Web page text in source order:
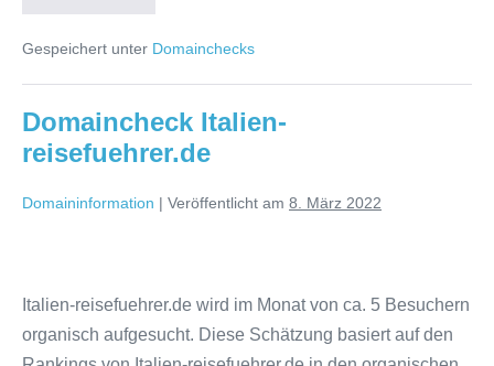
Gespeichert unter Domainchecks
Domaincheck Italien-
reisefuehrer.de
Domaininformation | Veröffentlicht am 8. März 2022
reisefuehrer.de
Italien-reisefuehrer.de wird im Monat von ca. 5 Besuchern
organisch aufgesucht. Diese Schätzung basiert auf den